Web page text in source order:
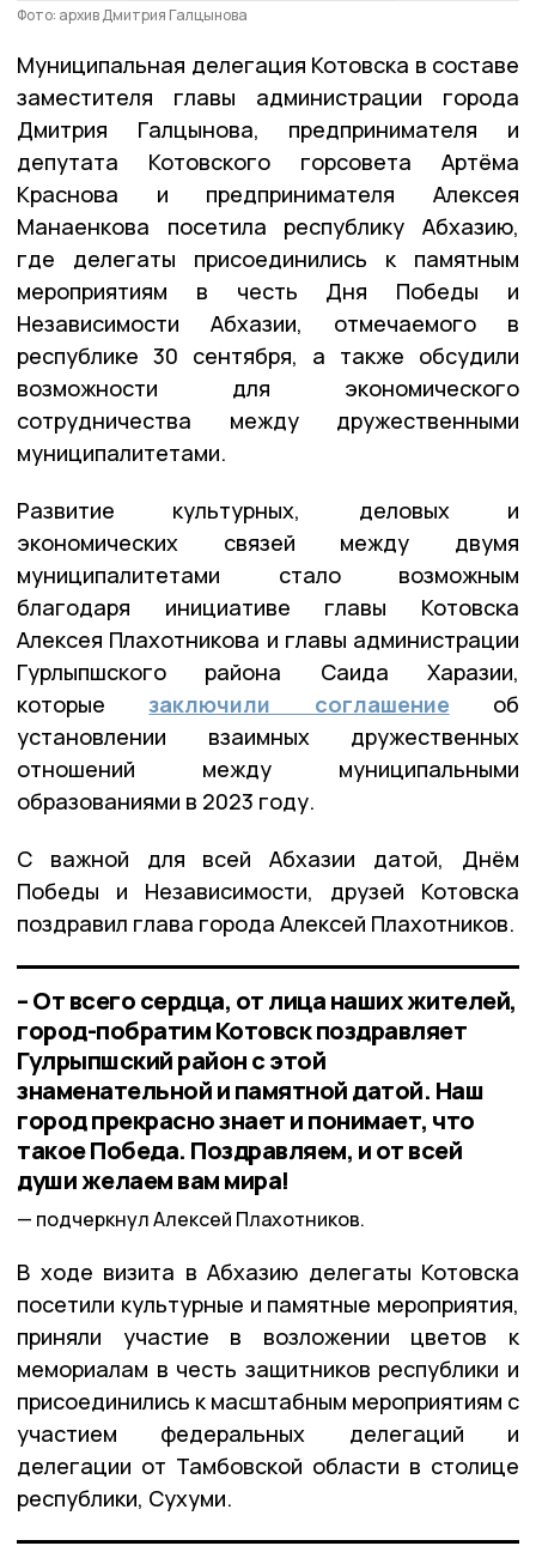
Фото: архив Дмитрия Галцынова
Муниципальная делегация Котовска в составе
заместителя главы администрации города
Дмитрия Галцынова, предпринимателя и
депутата Котовского горсовета Артёма
Краснова и предпринимателя Алексея
Манаенкова посетила республику Абхазию,
где делегаты присоединились к памятным
мероприятиям в честь Дня Победы и
Независимости Абхазии, отмечаемого в
республике 30 сентября, а также обcудили
возможности для экономического
сотрудничества между дружественными
муниципалитетами.
Развитие культурных, деловых и
экономических связей между двумя
муниципалитетами стало возможным
благодаря инициативе главы Котовска
Алексея Плахотникова и главы администрации
Гурлыпшского района Саида Харазии,
которыезаключили соглашение об
установлении взаимных дружественных
отношений между муниципальными
образованиями в 2023 году.
С важной для всей Абхазии датой, Днём
Победы и Независимости, друзей Котовска
поздравил глава города Алексей Плахотников.
– От всего сердца, от лица наших жителей,
город-побратим Котовск поздравляет
Гулрыпшский район с этой
знаменательной и памятной датой. Наш
город прекрасно знает и понимает, что
такое Победа. Поздравляем, и от всей
души желаем вам мира!
подчеркнул Алексей Плахотников.
В ходе визита в Абхазию делегаты Котовска
посетили культурные и памятные мероприятия,
приняли участие в возложении цветов к
мемориалам в честь защитников республики и
присоединились к масштабным мероприятиям с
участием федеральных делегаций и
делегации от Тамбовской области в столице
республики, Сухуми.